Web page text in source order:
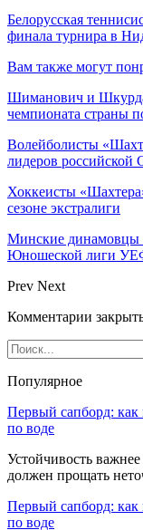
Белорусская
финала турнира в
Вам также могут
Шиманович и
чемпионата страны
Волейболисты
лидеров российской
Хоккеисты
сезоне экстралиги
Минские динамовцы
Юношеской лиги
Prev Next
Комментарии
Популярное
Первый сапборд: как
по воде
Устойчивость
должен прощать
Первый сапборд: как
по воде